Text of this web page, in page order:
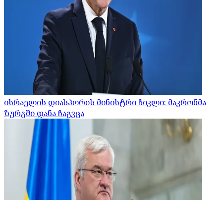
ისრაელის დიასპორის მინისტრი ჩიკლი: მაკრონმა
ზურგში დანა ჩაგვცა